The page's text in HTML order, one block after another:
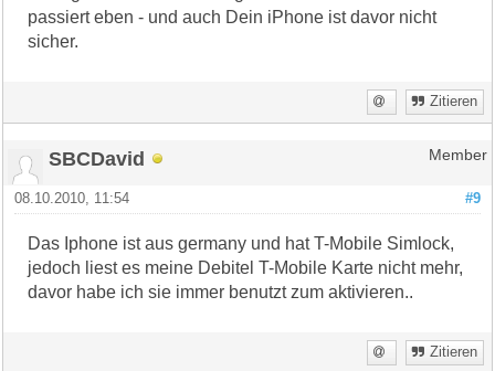
passiert eben - und auch Dein iPhone ist davor nicht
sicher.
Zitieren
SBCDavid Member
#9
08.10.2010, 11:54
Das Iphone ist aus germany und hat T-Mobile Simlock,
jedoch liest es meine Debitel T-Mobile Karte nicht mehr,
davor habe ich sie immer benutzt zum aktivieren..
Zitieren